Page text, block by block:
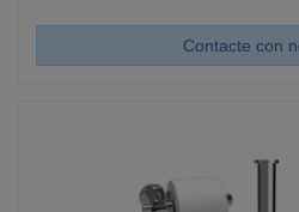
Contacte con